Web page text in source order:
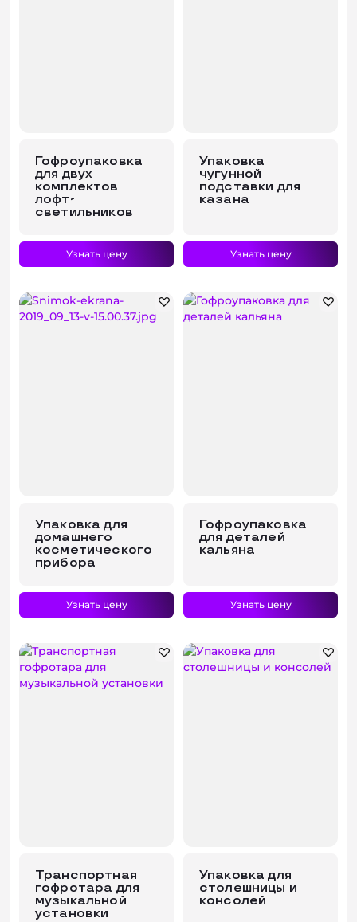
Гофроупаковка
для двух
комплектов
лофт-
светильников
Узнать цену
Упаковка
чугунной
подставки для
казана
Узнать цену
Упаковка для
домашнего
косметического
прибора
Узнать цену
Гофроупаковка
для деталей
кальяна
Узнать цену
Транспортная
гофротара для
музыкальной
установки
Упаковка для
столешницы и
консолей